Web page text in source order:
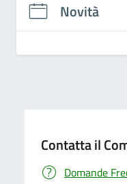
Novità
Contatta il
Domande